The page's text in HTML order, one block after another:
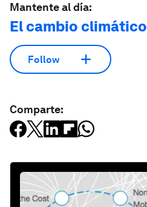
Mantente al día:
El cambio climático
Follow
Comparte: